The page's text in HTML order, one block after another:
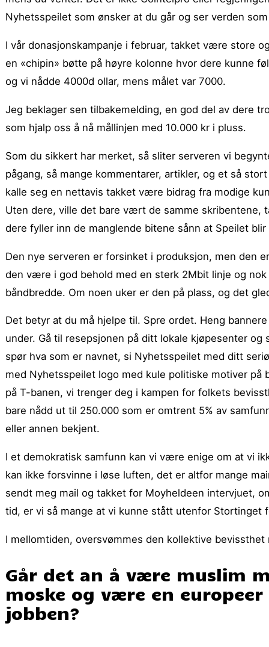
Nyhetsspeilet som ønsker at du går og ser verden
I vår donasjonskampanje i februar, takket være store
en «chipin» bøtte på høyre kolonne hvor dere kunne
og vi nådde 4000d ollar, mens målet var 7000.
Jeg beklager sen tilbakemelding, en god del av dere
som hjalp oss å nå mållinjen med 10.000 kr i pluss.
Som du sikkert har merket, så sliter serveren vi
pågang, så mange kommentarer, artikler, og et så
kalle seg en nettavis takket være bidrag fra modige
Uten dere, ville det bare vært de samme skribentene,
dere fyller inn de manglende bitene sånn at Speilet
Den nye serveren er forsinket i produksjon, men den
den være i god behold med en sterk 2Mbit linje og
båndbredde. Om noen uker er den på plass, og det
Det betyr at du må hjelpe til. Spre ordet. Heng
under. Gå til resepsjonen på ditt lokale kjøpesenter
spør hva som er navnet, si Nyhetsspeilet med ditt
med Nyhetsspeilet logo med kule politiske motiver
på T-banen, vi trenger deg i kampen for folkets
bare nådd ut til 250.000 som er omtrent 5% av
eller annen bekjent.
I et demokratisk samfunn kan vi være enige om at vi
kan ikke forsvinne i løse luften, det er altfor mange
sendt meg mail og takket for Moyheldeen intervjuet,
tid, er vi så mange at vi kunne stått utenfor Stortinget
I mellomtiden, oversvømmes den kollektive
Går det an å være muslim
moske og være en
jobben?